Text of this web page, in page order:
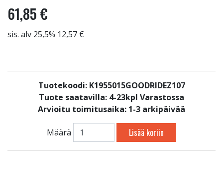
61,85 €
sis. alv 25,5% 12,57 €
Tuotekoodi: K1955015GOODRIDEZ107
Tuote saatavilla: 4-23kpl Varastossa
Arvioitu toimitusaika: 1-3 arkipäivää
Määrä Lisää koriin